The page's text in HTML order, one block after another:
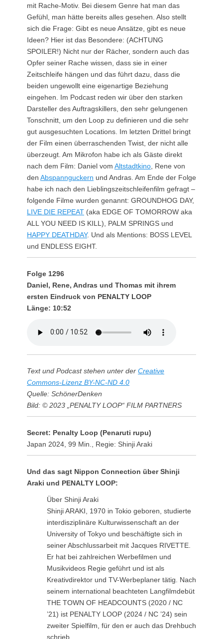
mit Rache-Motiv. Bei diesem Genre hat man das
Gefühl, man hätte bereits alles gesehen. Also stellt
sich die Frage: Gibt es neue Ansätze, gibt es neue
Ideen? Hier ist das Besondere: (ACHTUNG
SPOILER!) Nicht nur der Rächer, sondern auch das
Opfer seiner Rache wissen, dass sie in einer
Zeitschleife hängen und das führt dazu, dass die
beiden ungewollt eine eigenartige Beziehung
eingehen. Im Podcast reden wir über den starken
Darsteller des Auftragskillers, den sehr gelungenen
Tonschnitt, um den Loop zu definieren und die sehr
gut ausgesuchten Locations. Im letzten Drittel bringt
der Film einen überraschenden Twist, der nicht alle
überzeugt. Am Mikrofon habe ich als Gäste direkt
nach dem Film: Daniel vom Altstadtkino , Rene von
den Abspannguckern und Andras. Am Ende der Folge
habe ich nach den Lieblingszeitschleifenfilm gefragt –
folgende Filme wurden genannt: GROUNDHOG DAY,
LIVE DIE REPEAT (aka EDGE OF TOMORROW aka
ALL YOU NEED IS KILL), PALM SPRINGS und
HAPPY DEATHDAY. Und als Mentions: BOSS LEVEL
und ENDLESS EIGHT.
Folge 1296
Daniel, Rene, Andras und Thomas mit ihrem
ersten Eindruck von PENALTY LOOP
Länge: 10:52
Text und Podcast stehen unter der Creative
Commons-Lizenz BY-NC-ND 4.0
Quelle: SchönerDenken
Bild: © 2023 „PENALTY LOOP“ FILM PARTNERS
Secret: Penalty Loop (Penaruti rupu)
Japan 2024, 99 Min., Regie: Shinji Araki
Und das sagt Nippon Connection über Shinji
Araki und PENALTY LOOP:
Über Shinji Araki
Shinji ARAKI, 1970 in Tokio geboren, studierte
interdisziplinäre Kulturwissenschaft an der
University of Tokyo und beschäftigte sich in
seiner Abschlussarbeit mit Jacques RIVETTE.
Er hat bei zahlreichen Werbefilmen und
Musikvideos Regie geführt und ist als
Kreativdirektor und TV-Werbeplaner tätig. Nach
seinem international beachteten Langfilmdebüt
THE TOWN OF HEADCOUNTS (2020 / NC
’21) ist PENALTY LOOP (2024 / NC ’24) sein
zweiter Spielfilm, für den er auch das Drehbuch
schrieb.